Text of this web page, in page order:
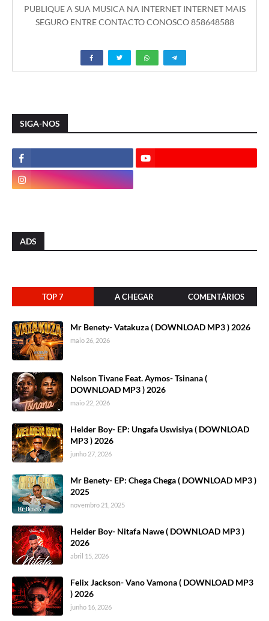
PUBLIQUE A SUA MUSICA NA INTERNET INTERNET MAIS
SEGURO ENTRE CONTACTO CONOSCO 858648588
SIGA-NOS
ADS
TOP 7 A CHEGAR COMENTÁRIOS
Mr Benety- Vatakuza ( DOWNLOAD MP3 ) 2026
maio 26, 2026
Nelson Tivane Feat. Aymos- Tsinana (
DOWNLOAD MP3 ) 2026
maio 22, 2026
Helder Boy- EP: Ungafa Uswisiya ( DOWNLOAD
MP3 ) 2026
junho 27, 2026
Mr Benety- EP: Chega Chega ( DOWNLOAD MP3 )
2025
novembro 21, 2025
Helder Boy- Nitafa Nawe ( DOWNLOAD MP3 )
2026
abril 15, 2026
Felix Jackson- Vano Vamona ( DOWNLOAD MP3
) 2026
junho 16, 2026